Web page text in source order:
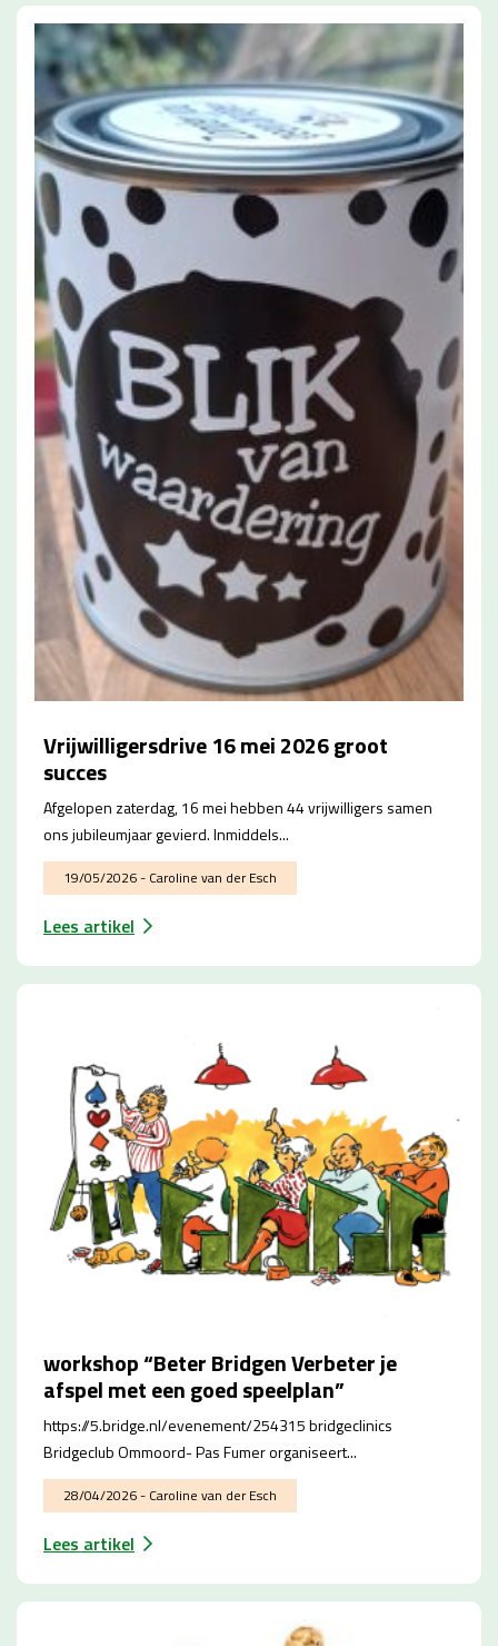
Vrijwilligersdrive 16 mei 2026 groot
succes
Afgelopen zaterdag, 16 mei hebben 44 vrijwilligers samen
ons jubileumjaar gevierd. Inmiddels...
19/05/2026 - Caroline van der Esch
Lees artikel
workshop “Beter Bridgen Verbeter je
afspel met een goed speelplan”
https://5.bridge.nl/evenement/254315 bridgeclinics
Bridgeclub Ommoord- Pas Fumer organiseert...
28/04/2026 - Caroline van der Esch
Lees artikel